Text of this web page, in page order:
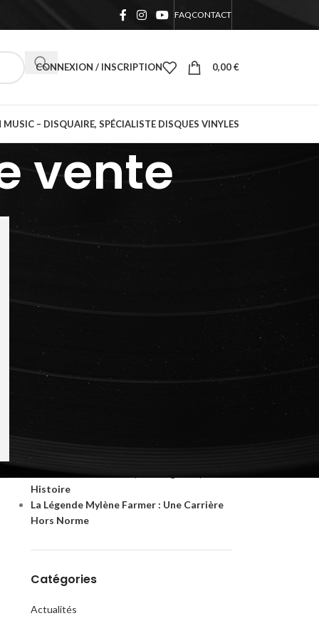
FAQCONTACT
CONNEXION / INSCRIPTION 0,00€
MUSIC – DISQUAIRE, SPÉCIALISTE DISQUES VINYLES
vente
Articles récents
Rammstein : le phénomène allemand qui a
révolutionné le metal industriel
Les Pionniers du Thrash : Comment
Metallica a Conquis le Monde
Céline Dion : Une Voix, Une Légende, Une
Histoire
La Légende Mylène Farmer : Une Carrière
Hors Norme
Catégories
Actualités